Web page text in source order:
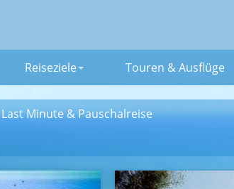
Reiseziele Touren & Ausflüge
Last Minute & Pauschalreise